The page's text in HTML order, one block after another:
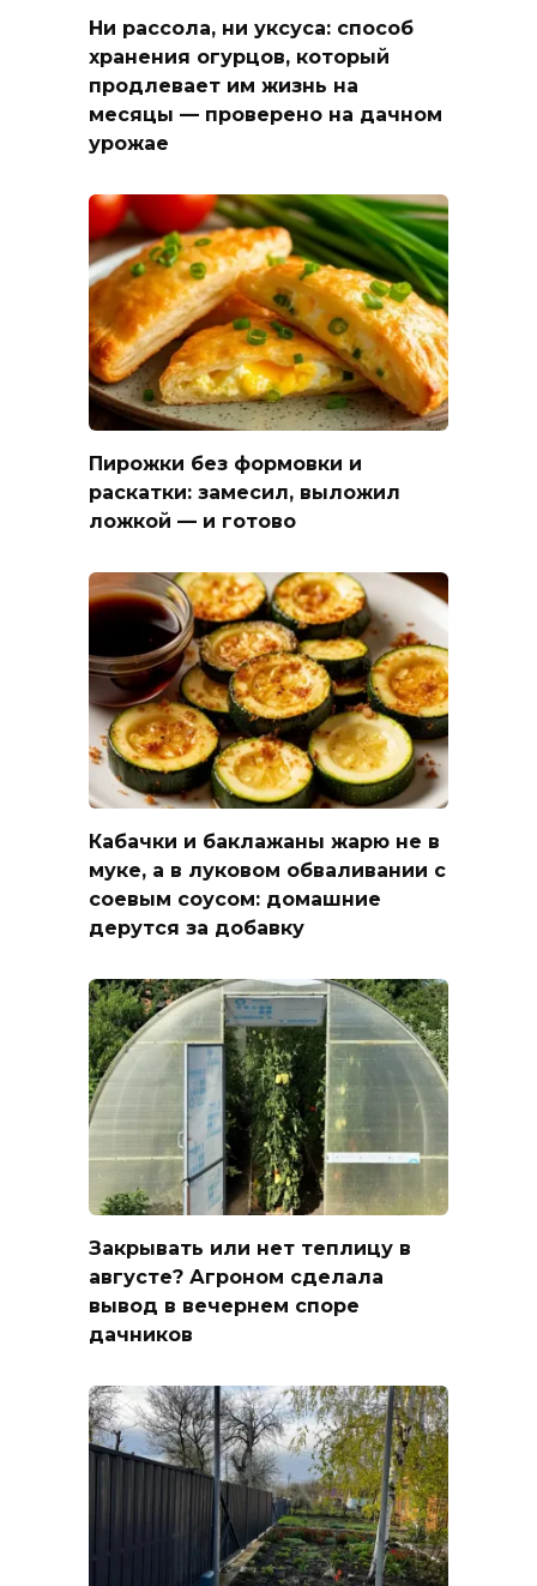
Ни рассола, ни уксуса: способ
хранения огурцов, который
продлевает им жизнь на
месяцы — проверено на дачном
урожае
Пирожки без формовки и
раскатки: замесил, выложил
ложкой — и готово
Кабачки и баклажаны жарю не в
муке, а в луковом обваливании с
соевым соусом: домашние
дерутся за добавку
Закрывать или нет теплицу в
августе? Агроном сделала
вывод в вечернем споре
дачников